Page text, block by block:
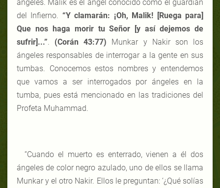
ángeles. Malik es el ángel conocido como el guardián
del Infierno. “Y clamarán: ¡Oh, Malik! [Ruega para]
Que nos haga morir tu Señor [y así dejemos de
sufrir]...”. (Corán 43:77) Munkar y Nakir son los
ángeles responsables de interrogar a la gente en sus
tumbas. Conocemos estos nombres y entendemos
que vamos a ser interrogados por ángeles en la
tumba, pues está mencionado en las tradiciones del
Profeta Muhammad.
“Cuando el muerto es enterrado, vienen a él dos
ángeles de color negro azulado, uno de ellos se llama
Munkar y el otro Nakir. Ellos le preguntan: ‘¿Qué solías